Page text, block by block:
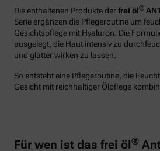
Die enthaltenen Produkte derfrei öl®
Serie ergänzen die Pflegeroutine um
Gesichtspflege mit Hyaluron. Die
ausgelegt, die Haut intensiv zu
und glatter wirken zu lassen.
So entsteht eine Pflegeroutine, die
Gesicht mit reichhaltiger Ölpflege
Für wen ist das frei öl®